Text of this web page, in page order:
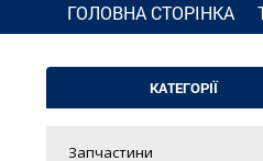
ГОЛОВНА СТОРІНКА
КАТЕГОРІЇ
Запчастини